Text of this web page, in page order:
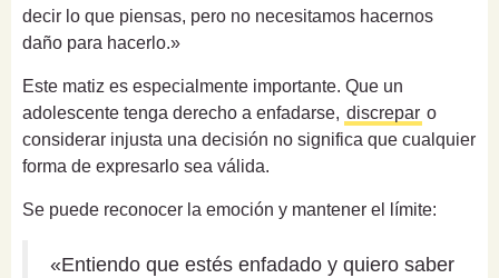
decir lo que piensas, pero no necesitamos hacernos
daño para hacerlo.»
Este matiz es especialmente importante. Que un
adolescente tenga derecho a enfadarse, discrepar o
considerar injusta una decisión no significa que cualquier
forma de expresarlo sea válida.
Se puede reconocer la emoción y mantener el límite:
«Entiendo que estés enfadado y quiero saber